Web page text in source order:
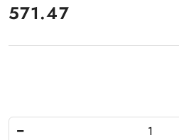
Cena:
571.47